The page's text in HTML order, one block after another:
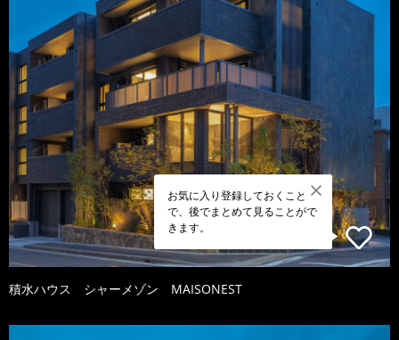
お気に入り登録しておくこと
で、後でまとめて見ることがで
きます。
積水ハウス シャーメゾン MAISONEST